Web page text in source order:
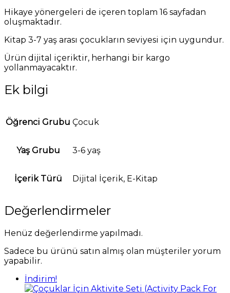
Hikaye yönergeleri de içeren toplam 16 sayfadan
oluşmaktadır.
Kitap 3-7 yaş arası çocukların seviyesi için uygundur.
Ürün dijital içeriktir, herhangi bir kargo
yollanmayacaktır.
Ek bilgi
Öğrenci Grubu Çocuk
Yaş Grubu 3-6 yaş
İçerik Türü Dijital İçerik, E-Kitap
Değerlendirmeler
Henüz değerlendirme yapılmadı.
Sadece bu ürünü satın almış olan müşteriler yorum
yapabilir.
İndirim!